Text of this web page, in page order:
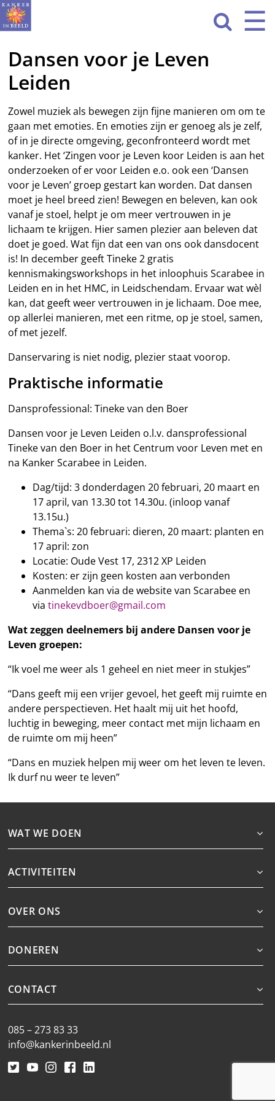
Sla
navigatie
over
☰
HOME
WAT WE DOEN
ACTIVITEITEN
OVER ONS
CONTACT
NIEUWS

Dansen voor je Leven
Leiden
Zowel muziek als bewegen zijn fijne manieren om om te
gaan met emoties. En emoties zijn er genoeg als je zelf,
of in je directe omgeving, geconfronteerd wordt met
kanker. Het ‘Zingen voor je Leven koor Leiden is aan het
onderzoeken of er voor Leiden e.o. ook een ‘Dansen
voor je Leven’ groep gestart kan worden. Dat dansen
moet je heel breed zien! Bewegen en beleven, kan ook
vanaf je stoel, helpt je om meer vertrouwen in je
lichaam te krijgen. Hier samen plezier aan beleven dat
doet je goed. Wat fijn dat een van ons ook dansdocent
is! In december geeft Tineke 2 gratis
kennismakingsworkshops in het inloophuis Scarabee in
Leiden en in het HMC, in Leidschendam. Ervaar wat wèl
kan, dat geeft weer vertrouwen in je lichaam. Doe mee,
op allerlei manieren, met een ritme, op je stoel, samen,
of met jezelf.
Danservaring is niet nodig, plezier staat voorop.
Praktische informatie
Dansprofessional: Tineke van den Boer
Dansen voor je Leven Leiden o.l.v. dansprofessional
Tineke van den Boer in het Centrum voor Leven met en
na Kanker Scarabee in Leiden.
Dag/tijd: 3 donderdagen 20 februari, 20 maart en
17 april, van 13.30 tot 14.30u. (inloop vanaf
13.15u.)
Thema`s: 20 februari: dieren, 20 maart: planten en
17 april: zon
Locatie: Oude Vest 17, 2312 XP Leiden
Kosten: er zijn geen kosten aan verbonden
Aanmelden kan via de website van Scarabee en
via tinekevdboer@gmail.com
Wat zeggen deelnemers bij andere Dansen voor je
Leven groepen:
“Ik voel me weer als 1 geheel en niet meer in stukjes”
“Dans geeft mij een vrijer gevoel, het geeft mij ruimte en
andere perspectieven. Het haalt mij uit het hoofd,
luchtig in beweging, meer contact met mijn lichaam en
de ruimte om mij heen”
“Dans en muziek helpen mij weer om het leven te leven.
Ik durf nu weer te leven”
WAT WE DOEN
ACTIVITEITEN
OVER ONS
DONEREN
CONTACT
085 – 273 83 33
info@kankerinbeeld.nl